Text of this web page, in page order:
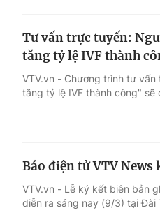
Điện ảnh
Âm nhạc
Sao
Tư vấn trực tuyến:
tăng tỷ lệ IVF thành
VTV.vn - Chương trình tư
tăng tỷ lệ IVF thành công" sẽ
Báo điện tử VTV
VTV.vn - Lễ ký kết biên bản
diễn ra sáng nay (9/3) tại Đài